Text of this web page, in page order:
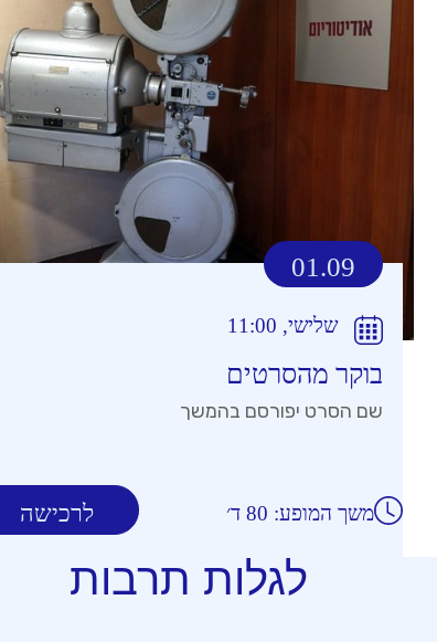
01.09
שלישי, 11:00
בוקר מהסרטים
שם הסרט יפורסם בהמשך
לרכישה משך המופע: 80 ד׳
לגלות תרבות